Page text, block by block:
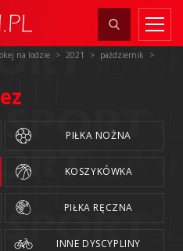
na lodzie 2021
październik
PIŁKA NOŻNA
KOSZYKÓWKA
PIŁKA RĘCZNA
INNE DYSCYPLINY